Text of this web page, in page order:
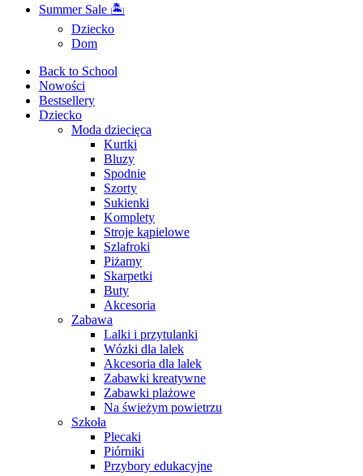
Summer Sale 🏝
Dziecko
Dom
Back to School
Nowości
Bestsellery
Dziecko
Moda dziecięca
Kurtki
Bluzy
Spodnie
Szorty
Sukienki
Komplety
Stroje kąpielowe
Szlafroki
Piżamy
Skarpetki
Buty
Akcesoria
Zabawa
Lalki i przytulanki
Wózki dla lalek
Akcesoria dla lalek
Zabawki kreatywne
Zabawki plażowe
Na świeżym powietrzu
Szkoła
Plecaki
Piórniki
Przybory edukacyjne